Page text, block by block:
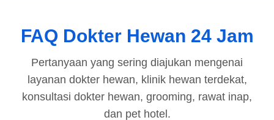
FAQ Dokter Hewan 24 Jam
Pertanyaan yang sering diajukan mengenai
layanan dokter hewan, klinik hewan terdekat,
konsultasi dokter hewan, grooming, rawat inap,
dan pet hotel.